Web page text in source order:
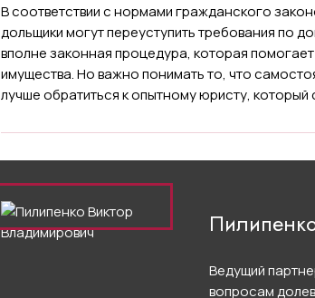
В соответствии с нормами гражданского
дольщики могут переуступить требования по
вполне законная процедура, которая
имущества. Но важно понимать то, что
лучше обратиться к опытному юристу,
Ведущий
вопросам